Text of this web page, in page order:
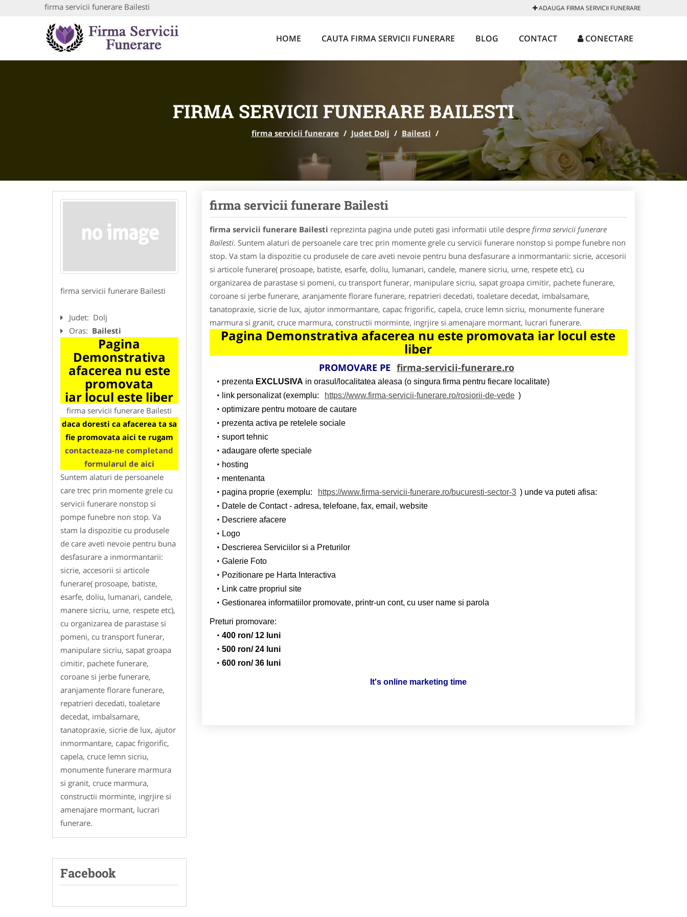
firma servicii funerare Bailesti ADAUGA FIRMA SERVICII FUNERARE
HOME CAUTA FIRMA SERVICII FUNERARE BLOG CONTACT CONECTARE
FIRMA SERVICII FUNERARE BAILESTI
firma servicii funerare / Judet Dolj / Bailesti /
firma servicii funerare Bailesti
Judet: Dolj
Oras: Bailesti
Pagina
Demonstrativa
afacerea nu este
promovata
iar locul este liber
firma servicii funerare Bailesti
daca doresti ca afacerea ta sa
fie promovata aici te rugam
contacteaza-ne completand
formularul de aici
Suntem alaturi de persoanele
care trec prin momente grele cu
servicii funerare nonstop si
pompe funebre non stop. Va
stam la dispozitie cu produsele
de care aveti nevoie pentru buna
desfasurare a inmormantarii:
sicrie, accesorii si articole
funerare( prosoape, batiste,
esarfe, doliu, lumanari, candele,
manere sicriu, urne, respete etc),
cu organizarea de parastase si
pomeni, cu transport funerar,
manipulare sicriu, sapat groapa
cimitir, pachete funerare,
coroane si jerbe funerare,
aranjamente florare funerare,
repatrieri decedati, toaletare
decedat, imbalsamare,
tanatopraxie, sicrie de lux, ajutor
inmormantare, capac frigorific,
capela, cruce lemn sicriu,
monumente funerare marmura
si granit, cruce marmura,
constructii morminte, ingrjire si
amenajare mormant, lucrari
funerare.
Facebook
firma servicii funerare Bailesti
firma servicii funerare Bailesti reprezinta pagina unde puteti gasi informatii utile despre firma servicii funerare
Bailesti. Suntem alaturi de persoanele care trec prin momente grele cu servicii funerare nonstop si pompe funebre non
stop. Va stam la dispozitie cu produsele de care aveti nevoie pentru buna desfasurare a inmormantarii: sicrie, accesorii
si articole funerare( prosoape, batiste, esarfe, doliu, lumanari, candele, manere sicriu, urne, respete etc), cu
organizarea de parastase si pomeni, cu transport funerar, manipulare sicriu, sapat groapa cimitir, pachete funerare,
coroane si jerbe funerare, aranjamente florare funerare, repatrieri decedati, toaletare decedat, imbalsamare,
tanatopraxie, sicrie de lux, ajutor inmormantare, capac frigorific, capela, cruce lemn sicriu, monumente funerare
marmura si granit, cruce marmura, constructii morminte, ingrjire si amenajare mormant, lucrari funerare.
Pagina Demonstrativa afacerea nu este promovata iar locul este
liber
PROMOVARE PE firma-servicii-funerare.ro
prezenta EXCLUSIVA in orasul/localitatea aleasa (o singura firma pentru fiecare localitate)
link personalizat (exemplu:
https://www.firma-servicii-funerare.ro/rosiorii-de-vede )
optimizare pentru motoare de cautare
prezenta activa pe retelele sociale
suport tehnic
adaugare oferte speciale
hosting
mentenanta
pagina proprie (exemplu:
https://www.firma-servicii-funerare.ro/bucuresti-sector-3 ) unde va puteti afisa:
Datele de Contact - adresa, telefoane, fax, email, website
Descriere afacere
Logo
Descrierea Serviciilor si a Preturilor
Galerie Foto
Pozitionare pe Harta Interactiva
Link catre propriul site
Gestionarea informatiilor promovate, printr-un cont, cu user name si parola
Preturi promovare:
400 ron/ 12 luni
500 ron/ 24 luni
600 ron/ 36 luni
It's online marketing time